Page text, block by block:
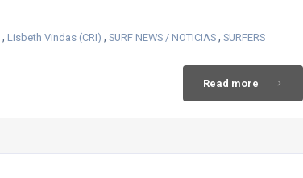
, Lisbeth Vindas (CRI) , SURF NEWS / NOTICIAS , SURFERS
Read more